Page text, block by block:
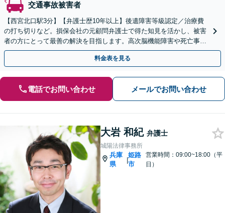
交通事故被害者
【西宮北口駅3分】【弁護士歴10年以上】後遺障害等級認定／治療費
の打ち切りなど。損保会社の元顧問弁護士で得た知見を活かし、被害
者の方にとって最善の解決を目指します。高次脳機能障害や死亡事件
など難しい案件の対応も可能です。【初回相談無料】
料金表を見る
電話でお問い合わせ メールでお問い合わせ
大岩 和紀 弁護士
城陽法律事務所
兵庫
県
|
姫路
市
営業時間：09:00~18:00（平
日）